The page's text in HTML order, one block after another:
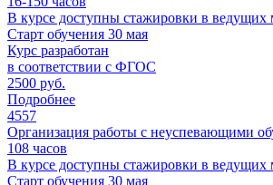
В курсе доступны стажировки в ведущих
Старт обучения 30 мая
Курс разработан
в соответствии с ФГОС
2500 руб.
Подробнее
4557
Организация работы с неуспевающими
108 часов
В курсе доступны стажировки в ведущих
Старт обучения 30 мая